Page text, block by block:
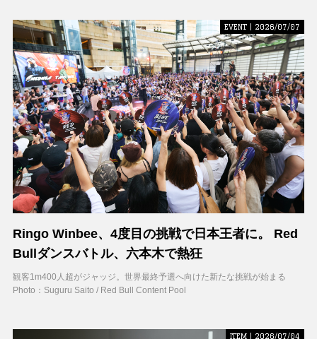
EVENT | 2026/07/07
Ringo Winbee、4度目の挑戦で日本王者に。 Red
Bullダンスバトル、六本木で熱狂
観客1m400人超がジャッジ。世界最終予選へ向けた新たな挑戦が始まる
Photo：Suguru Saito / Red Bull Content Pool
ITEM | 2026/07/04